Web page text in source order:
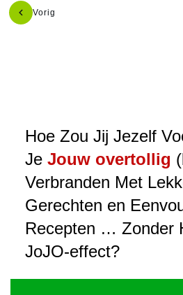
Vorig
Hoe Zou Jij Jezelf
Je Jouw overtollig
Verbranden Met
Gerechten en
Recepten … Zonder
JoJO-effect?